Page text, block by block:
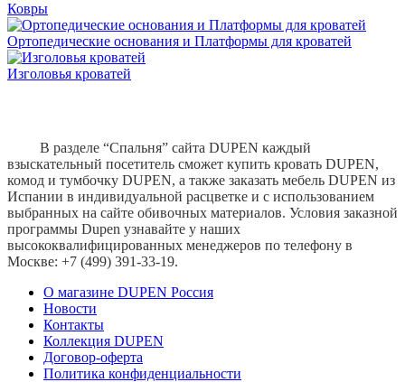
Ковры
Ортопедические основания и Платформы для кроватей
Изголовья кроватей
В разделе “Спальня” сайта DUPEN каждый
взыскательный посетитель сможет купить кровать DUPEN,
комод и тумбочку DUPEN, а также заказать мебель DUPEN из
Испании в индивидуальной расцветке и с использованием
выбранных на сайте обивочных материалов. Условия заказной
программы Dupen узнавайте у наших
высококвалифицированных менеджеров по телефону в
Москве: +7 (499) 391-33-19.
О магазине DUPEN Россия
Новости
Контакты
Коллекция DUPEN
Договор-оферта
Политика конфиденциальности